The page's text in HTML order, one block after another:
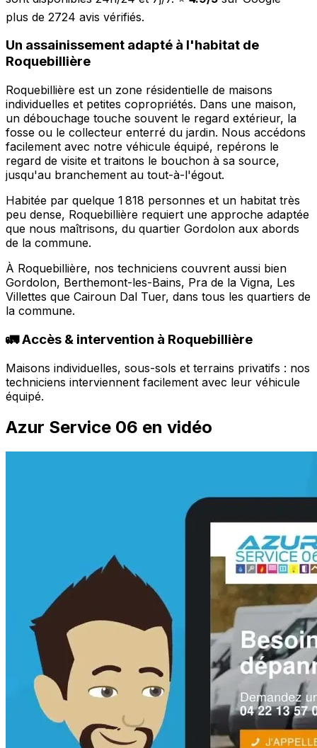
plus de 2724 avis vérifiés.
Un assainissement adapté à l'habitat de
Roquebillière
Roquebillière est un zone résidentielle de maisons
individuelles et petites copropriétés. Dans une maison,
un débouchage touche souvent le regard extérieur, la
fosse ou le collecteur enterré du jardin. Nous accédons
facilement avec notre véhicule équipé, repérons le
regard de visite et traitons le bouchon à sa source,
jusqu'au branchement au tout-à-l'égout.
Habitée par quelque 1 818 personnes et un habitat très
peu dense, Roquebillière requiert une approche adaptée
que nous maîtrisons, du quartier Gordolon aux abords
de la commune.
À Roquebillière, nos techniciens couvrent aussi bien
Gordolon, Berthemont-les-Bains, Pra de la Vigna, Les
Villettes que Cairoun Dal Tuer, dans tous les quartiers de
la commune.
🚛 Accès & intervention à Roquebillière
Maisons individuelles, sous-sols et terrains privatifs : nos
techniciens interviennent facilement avec leur véhicule
équipé.
Azur Service 06 en vidéo